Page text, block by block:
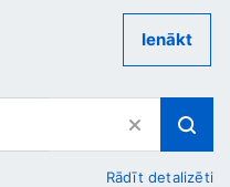
Ienākt
Rādīt detalizēti